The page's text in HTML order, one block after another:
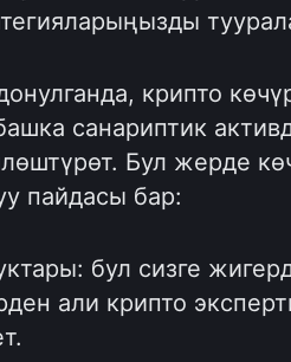
крипто
санариптик
Бул жерде
пайдасы бар:
бул сизге
али крипто